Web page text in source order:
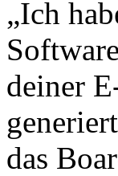
„Ich
deiner
das